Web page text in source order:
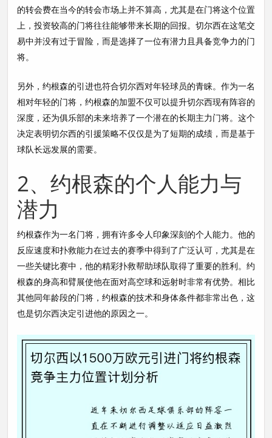
的转会费在当今的转会市场上并不算高，尤其是在门将这个位置
上，投资较高的门将往往能够带来长期的回报。切尔西在这笔交
易中并没有过于冒险，而是选择了一位有潜力且具备竞争力的门
将。
另外，约根森的引进也符合切尔西对年轻球员的青睐。作为一名
相对年轻的门将，约根森的加盟不仅可以提升切尔西现有阵容的
深度，还为俱乐部的未来培养了一个潜在的长期主力门将。这个
决定表明切尔西的引援策略不仅仅是为了短期的成绩，而是基于
球队长远发展的需要。
2、约根森的个人能力与
潜力
约根森作为一名门将，拥有许多令人印象深刻的个人能力。他的
反应速度和扑救能力在过去的赛季中得到了广泛认可，尤其是在
一些关键比赛中，他的精彩扑救帮助球队取得了重要的胜利。约
根森的身高和臂展使他在面对高空球和远射时非常有优势。相比
其他同年龄段的门将，约根森的技术和身体条件都非常出色，这
也是切尔西决定引进他的原因之一。